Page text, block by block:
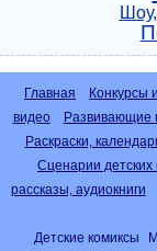
Главная Конкурсы
видео
Развивающие
Раскраски,
Сценарии детских
рассказы, аудиокниги
Детские комиксы